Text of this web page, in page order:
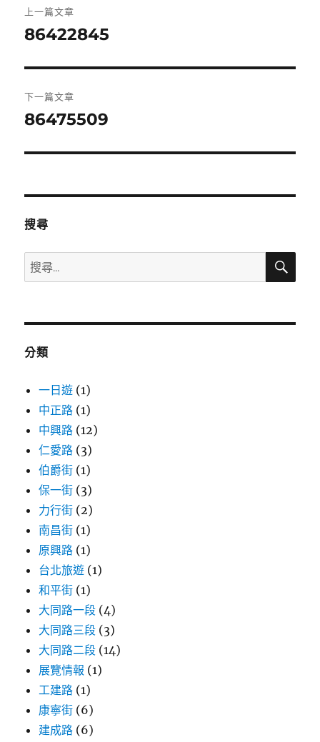
章
覽
上一篇文章
上
篇
文
章:
86422845
下一篇文章
下
篇
章:
86475509
搜尋
搜
尋
鍵
搜
分類
一日遊 (1)
中正路 (1)
中興路 (12)
仁愛路 (3)
伯爵街 (1)
保一街 (3)
力行街 (2)
南昌街 (1)
原興路 (1)
台北旅遊 (1)
和平街 (1)
大同路一段 (4)
大同路三段 (3)
大同路二段 (14)
展覽情報 (1)
工建路 (1)
康寧街 (6)
建成路 (6)